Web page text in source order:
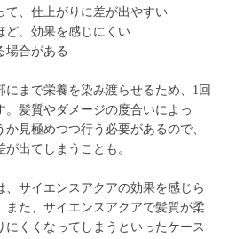
て、仕上がりに差が出やすい
ど、効果を感じにくい
場合がある
まで栄養を染み渡らせるため、1回
。髪質やダメージの度合いによっ
見極めつつ行う必要があるので、
出てしまうことも。
サイエンスアクアの効果を感じら
また、サイエンスアクアで髪質が柔
にくくなってしまうといったケース